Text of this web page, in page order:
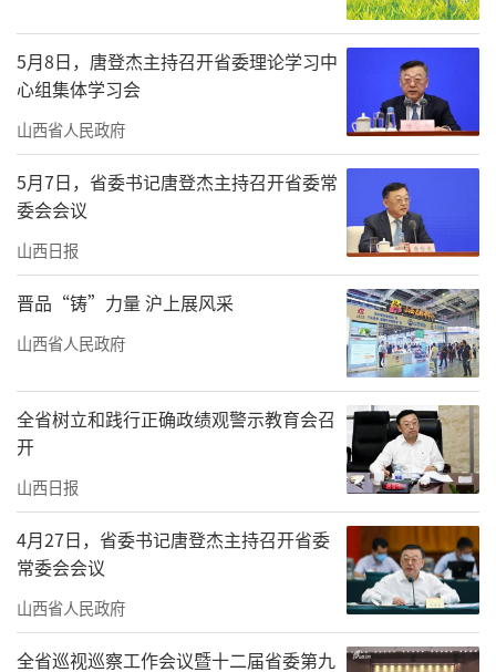
5月8日，唐登杰主持召开省委理论学习中
心组集体学习会
山西省人民政府
5月7日，省委书记唐登杰主持召开省委常
委会会议
山西日报
晋品“铸”力量 沪上展风采
山西省人民政府
全省树立和践行正确政绩观警示教育会召
开
山西日报
4月27日，省委书记唐登杰主持召开省委
常委会会议
山西省人民政府
全省巡视巡察工作会议暨十二届省委第九